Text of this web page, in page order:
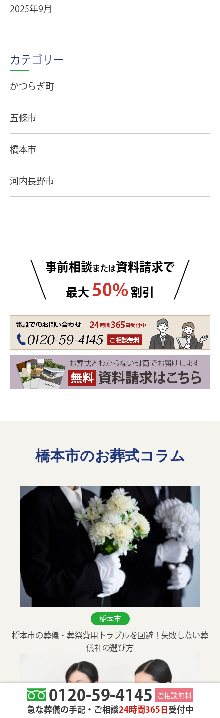
2025年9月
カテゴリー
かつらぎ町
五條市
橋本市
河内長野市
事前相談または資料請求で
最大 50%割引
橋本市のお葬式コラム
橋本市
橋本市の葬儀・葬祭費用トラブルを回避！失敗しない葬
儀社の選び方
0120-59-4145 ご相談無料
急な葬儀の手配・ご相談24時間365日受付中